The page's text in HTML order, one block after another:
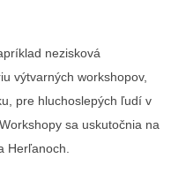
nezisková
výtvarných workshopov,
pre hluchoslepých ľudí v
sa uskutočnia na
Herľanoch.